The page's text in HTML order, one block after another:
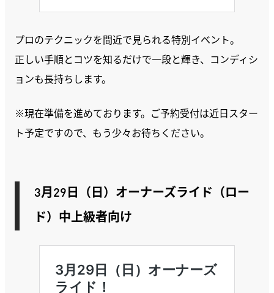
プロのテクニックを間近で見られる特別イベント。
正しい手順とコツを知るだけで一段と輝き、コンディシ
ョンも長持ちします。
※現在準備を進めております。ご予約受付は近日スター
ト予定ですので、もう少々お待ちください。
3月29日（日） オーナーズライド（ロー
ド）中上級者向け